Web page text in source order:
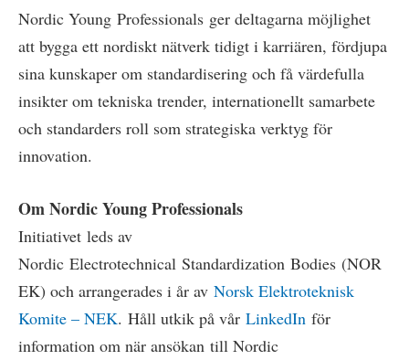
Nordic Young Professionals ger deltagarna möjlighet
att bygga ett nordiskt nätverk tidigt i karriären, fördjupa
sina kunskaper om standardisering och få värdefulla
insikter om tekniska trender, internationellt samarbete
och standarders roll som strategiska verktyg för
innovation.
Om Nordic Young Professionals
Initiativet leds av
Nordic Electrotechnical Standardization Bodies (NOR
EK) och arrangerades i år av Norsk Elektroteknisk
Komite – NEK. Håll utkik på vår LinkedIn för
information om när ansökan till Nordic